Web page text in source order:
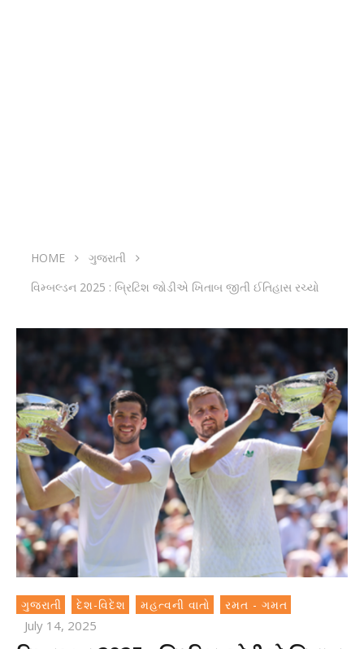
HOME
ગુજરાતી
વિમ્બલ્ડન 2025 : બ્રિટિશ જોડીએ ખિતાબ જીતી ઈતિહાસ રચ્યો
ગુજરાતી દેશ-વિદેશ મહત્વની વાતો રમત - ગમત
July 14, 2025